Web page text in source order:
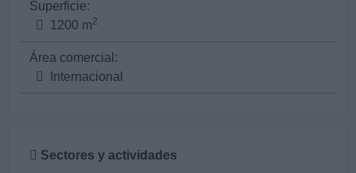
Superficie:
1200 m2
Área comercial:
Internacional
Sectores y actividades